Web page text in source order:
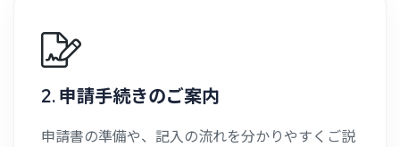
2. 申請手続きのご案内
申請書の準備や、記入の流れを分かりやすくご説